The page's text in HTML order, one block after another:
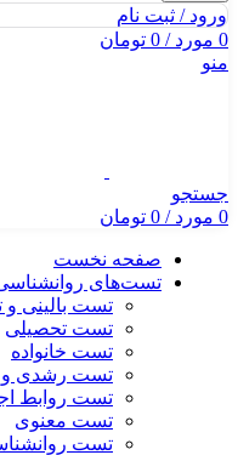
ورود / ثبت نام
0 مورد/
0 تومان
منو
جستجو
0 مورد/
0 تومان
صفحه نخست
تست‌های
تست بالینی
تست تحصیلی
تست خانواده
تست رشدی و
تست روابط
تست معنوی
تست